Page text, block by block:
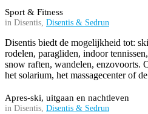
Sport & Fitness
in Disentis, Disentis & Sedrun
Disentis biedt de mogelijkheid tot:
rodelen, paragliden, indoor
snow raften, wandelen, enzovoorts.
het solarium, het massagecenter of
Apres-ski, uitgaan en nachtleven
in Disentis, Disentis & Sedrun